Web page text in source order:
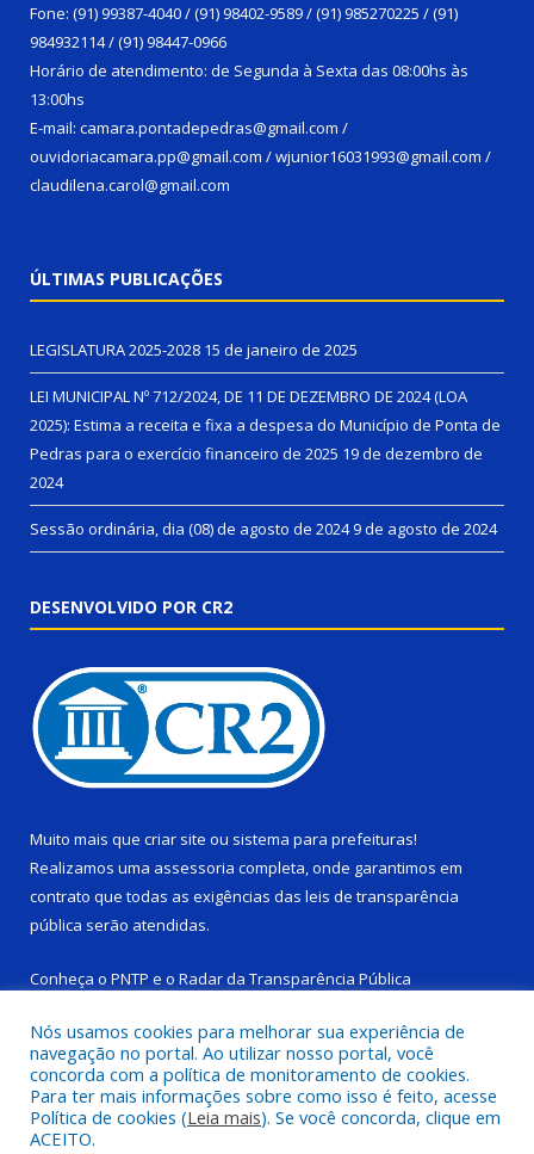
Fone: (91) 99387-4040 / (91) 98402-9589 / (91) 985270225 / (91)
984932114 / (91) 98447-0966
Horário de atendimento: de Segunda à Sexta das 08:00hs às
13:00hs
E-mail: camara.pontadepedras@gmail.com /
ouvidoriacamara.pp@gmail.com / wjunior16031993@gmail.com /
claudilena.carol@gmail.com
ÚLTIMAS PUBLICAÇÕES
LEGISLATURA 2025-2028 15 de janeiro de 2025
LEI MUNICIPAL Nº 712/2024, DE 11 DE DEZEMBRO DE 2024 (LOA
2025): Estima a receita e fixa a despesa do Município de Ponta de
Pedras para o exercício financeiro de 2025 19 de dezembro de
2024
Sessão ordinária, dia (08) de agosto de 20249 de agosto de 2024
DESENVOLVIDO POR CR2
Muito mais que criar site ou sistema para prefeituras!
Realizamos uma assessoria completa, onde garantimos em
contrato que todas as exigências das leis de transparência
pública serão atendidas.
Conheça o PNTP e o Radar da Transparência Pública
Todos os direitos reservados a Câmara Municipal de Ponta de
Pedras.
Nós usamos cookies para melhorar sua experiência de
navegação no portal. Ao utilizar nosso portal, você
concorda com a política de monitoramento de cookies.
Para ter mais informações sobre como isso é feito, acesse
Política de cookies (Leia mais). Se você concorda, clique em
ACEITO.